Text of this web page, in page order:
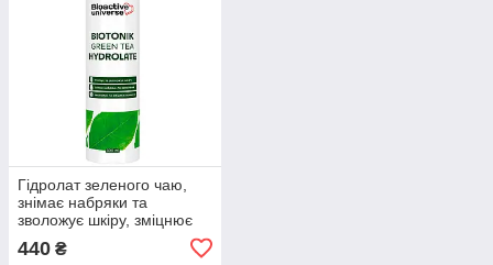
Гідролат зеленого чаю,
знімає набряки та
зволожує шкіру, зміцнює
Біоактив
440 ₴